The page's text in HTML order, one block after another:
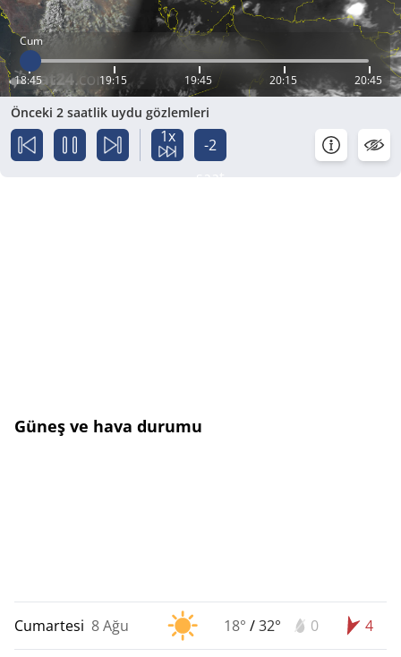
Cum
18:45 19:15 19:45 20:15 20:45
Önceki 2 saatlik uydu gözlemleri
1x
-2
Güneş ve hava durumu
Cumartesi 8 Ağu 18° /32° 0 4